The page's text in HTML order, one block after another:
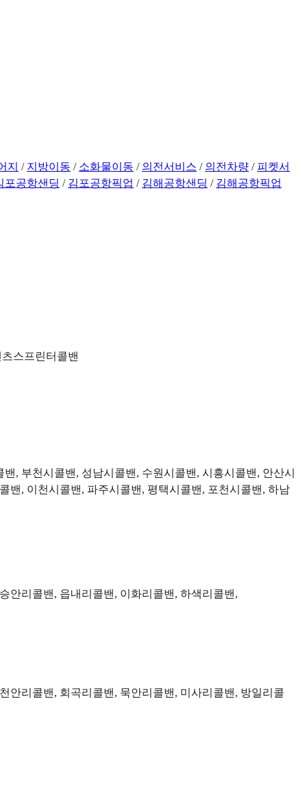
지 / 지방이동 / 소화물이동 / 의전서비스 / 의전차량 / 피켓서
포공항샌딩 / 김포공항픽업 / 김해공항샌딩 / 김해공항픽업
스프린터콜밴
, 부천시콜밴, 성남시콜밴, 수원시콜밴, 시흥시콜밴, 안산시
밴, 이천시콜밴, 파주시콜밴, 평택시콜밴, 포천시콜밴, 하남
안리콜밴, 읍내리콜밴, 이화리콜밴, 하색리콜밴,
안리콜밴, 회곡리콜밴, 묵안리콜밴, 미사리콜밴, 방일리콜